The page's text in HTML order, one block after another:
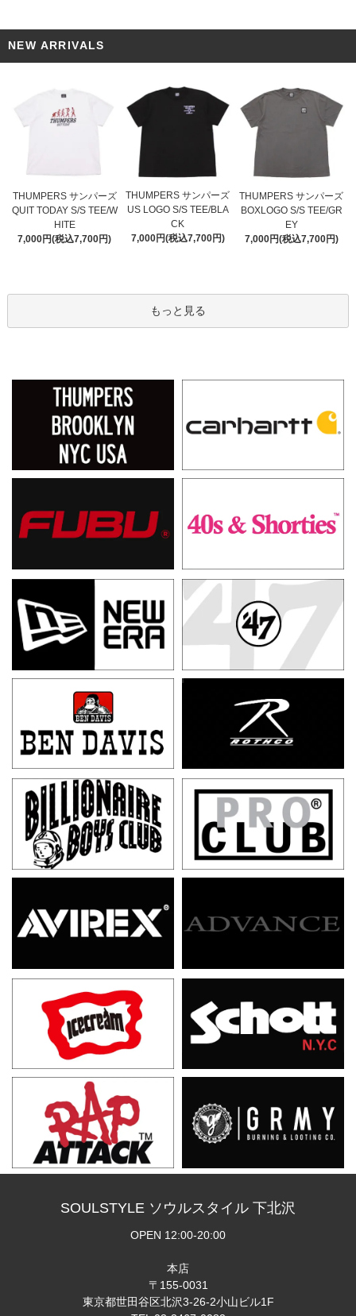
NEW ARRIVALS
THUMPERS サンパーズ
QUIT TODAY S/S TEE/W
HITE
7,000円(税込7,700円)
THUMPERS サンパーズ
US LOGO S/S TEE/BLA
CK
7,000円(税込7,700円)
THUMPERS サンパーズ
BOXLOGO S/S TEE/GR
EY
7,000円(税込7,700円)
もっと見る
SOULSTYLE ソウルスタイル 下北沢
OPEN 12:00-20:00
本店
〒155-0031
東京都世田谷区北沢3-26-2小山ビル1F